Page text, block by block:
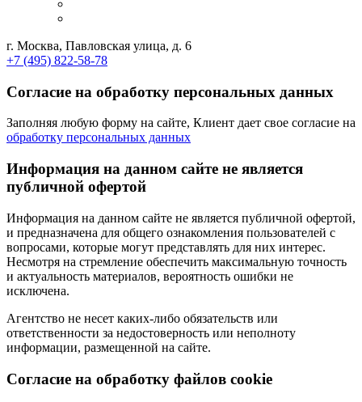
г. Москва, Павловская улица, д. 6
+7 (495) 822-58-78
Согласие на обработку персональных данных
Заполняя любую форму на сайте, Клиент дает свое согласие на
обработку персональных данных
Информация на данном сайте не является
публичной офертой
Информация на данном сайте не является публичной офертой,
и предназначена для общего ознакомления пользователей с
вопросами, которые могут представлять для них интерес.
Несмотря на стремление обеспечить максимальную точность
и актуальность материалов, вероятность ошибки не
исключена.
Агентство не несет каких-либо обязательств или
ответственности за недостоверность или неполноту
информации, размещенной на сайте.
Cогласие на обработку файлов cookie